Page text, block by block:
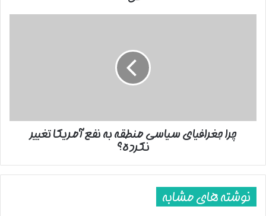
نکرده؟
چرا جغرافیای سیاسی منطقه به نفع آمریکا تغییر
نکرده؟
نوشته های مشابه